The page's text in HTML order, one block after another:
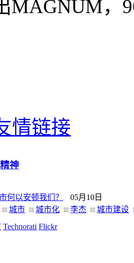
MAGNUM，
情链接
神
何以安顿我们？
05月10日
城市 城市化 李杰
城市建设
Technorati Flickr